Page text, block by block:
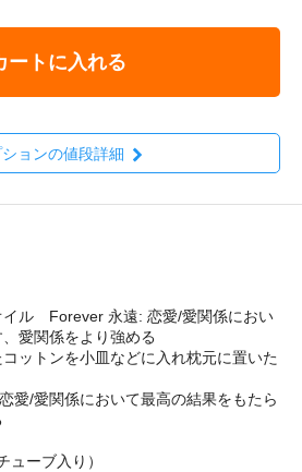
ートに入れる
ョンの値段詳細
イル Forever 永遠: 恋愛/愛関係におい
愛関係をより強める
ットンを小皿などに入れ枕元に置いた
愛/愛関係において最高の結果をもたら
ューブ入り）